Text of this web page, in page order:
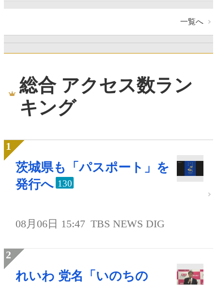
一覧へ
総合 アクセス数ラン
キング
茨城県も「パスポート」を
発行へ 130
08月06日 15:47 TBS NEWS DIG
れいわ 党名「いのちの